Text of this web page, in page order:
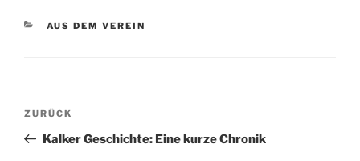
KATEGORIEN
AUS DEM VEREIN
Beitragsnavigation
Vorheriger
Beitrag
ZURÜCK
Kalker Geschichte: Eine kurze Chronik